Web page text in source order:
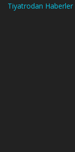
Tiyatrodan Haberler